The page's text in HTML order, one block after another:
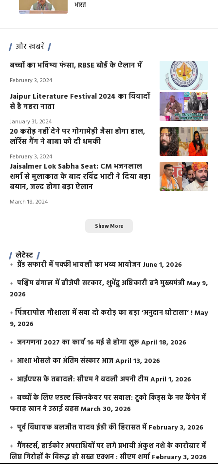
भारत
और खबरें
बच्चों का भविष्य फंसा, RBSE बोर्ड के ऐलान में
February 3, 2024
Jaipur Literature Festival 2024 का विवादों
से है गहरा नाता
January 31, 2024
20 करोड़ नहीं देने पर गोगामेड़ी जैसा होगा हाल,
लॉरेंस गैंग ने बाबा को दी धमकी
February 3, 2024
Jaisalmer Lok Sabha Seat: CM भजनलाल
शर्मा से मुलाकात के बाद रविंद्र भाटी ने दिया बड़ा
बयान, जल्द होगा बड़ा ऐलान
March 18, 2024
Show More
लेटेस्ट
ग्रैंड सफारी में पक्की भायली का भव्य आयोजन June 1, 2026
पश्चिम बंगाल में बीजेपी सरकार, शुभेंदु अधिकारी बने मुख्यमंत्रीMay 9,
2026
​पिंजरापोल गौशाला में सवा दो करोड़ का बड़ा ‘अनुदान घोटाला’ !May
9, 2026
जनगणना 2027 का कार्य 16 मई से होगा शुरूApril 18, 2026
आशा भोसले का अंतिम संस्कार आजApril 13, 2026
आईएएस के तबादले: सीएम ने बदली अपनी टीमApril 1, 2026
बच्चों के लिए एडल्ट स्किनकेयर पर सवाल: टूको किड्स के नए कैंपेन में
फराह खान ने उठाई बहसMarch 30, 2026
पूर्व विधायक बलजीत यादव ईडी की हिरासत में February 3, 2026
गैंगस्टर्स, हार्डकोर अपराधियों पर लगे प्रभावी अंकुश नशे के कारोबार में
लिप्त गिरोहों के विरूद्ध हो सख्त एक्शन : सीएम शर्मा February 3, 2026